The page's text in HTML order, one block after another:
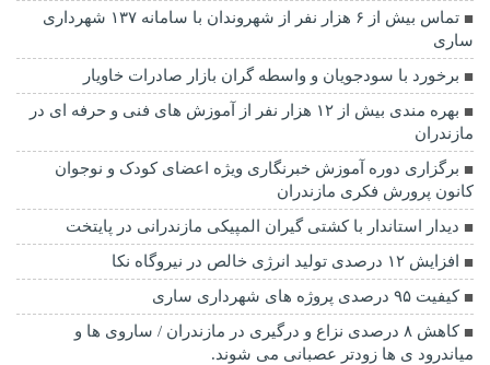
تماس بیش از ۶ هزار نفر از شهروندان با سامانه ۱۳۷ شهرداری
ساری
برخورد با سودجویان و واسطه گران بازار صادرات خاویار
بهره مندی بیش از ۱۲ هزار نفر از آموزش های فنی و حرفه ای در
مازندران
برگزاری دوره آموزش خبرنگاری ویژه اعضای کودک و نوجوان
کانون پرورش فکری مازندران
دیدار استاندار با کشتی گیران المپیکی مازندرانی در پایتخت
افزایش ۱۲ درصدی تولید انرژی خالص در نیروگاه نکا
کیفیت ۹۵ درصدی پروژه های شهرداری ساری
کاهش ۸ درصدی نزاع و درگیری در مازندران / ساروی ها و
میاندرود ی ها زودتر عصبانی می شوند.